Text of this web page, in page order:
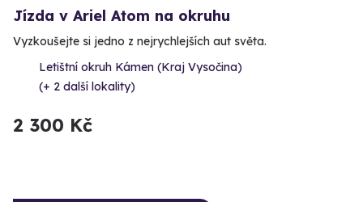
Jízda v Ariel Atom na okruhu
Vyzkoušejte si jedno z nejrychlejších aut světa.
Letištní okruh Kámen (Kraj Vysočina)
(+ 2 další lokality)
2 300 Kč